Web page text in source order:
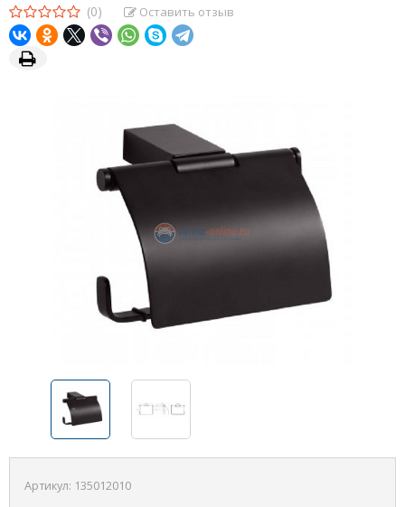
(0) Оставить отзыв
Артикул: 135012010